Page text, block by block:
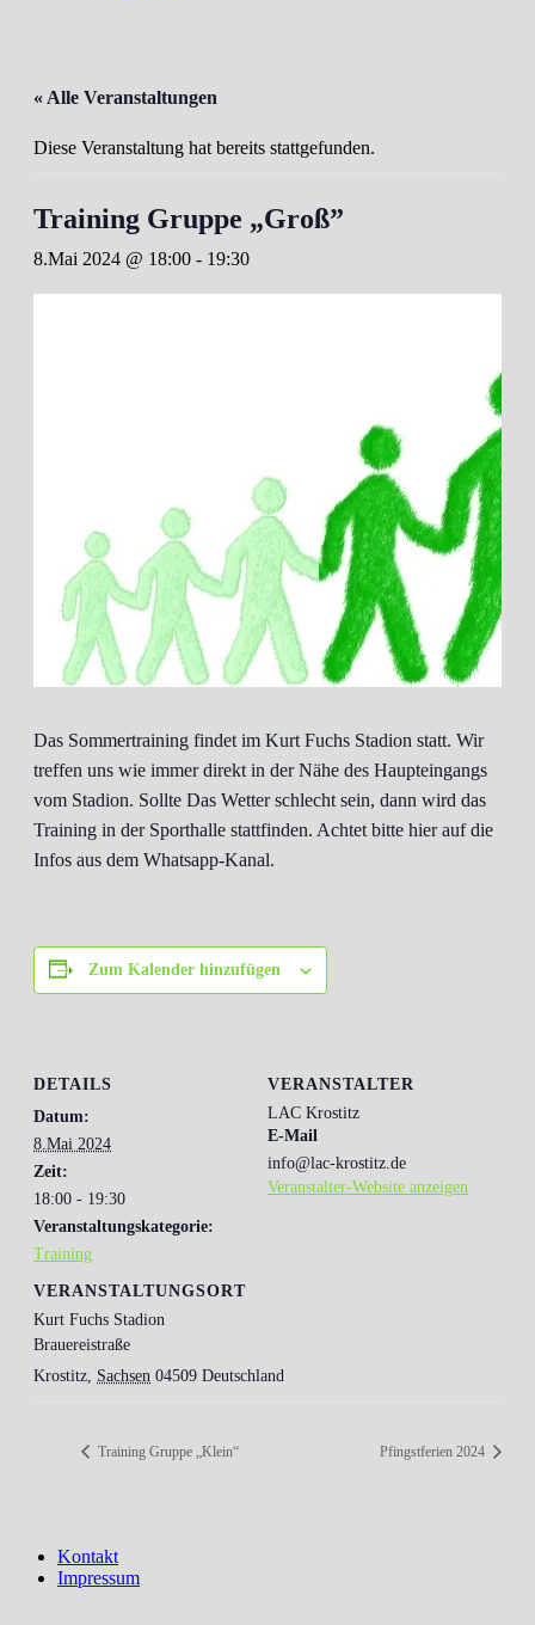
« Alle Veranstaltungen
Diese Veranstaltung hat bereits stattgefunden.
Training Gruppe „Groß”
8.Mai 2024 @ 18:00 - 19:30
Das Sommertraining findet im Kurt Fuchs Stadion statt. Wir
treffen uns wie immer direkt in der Nähe des Haupteingangs
vom Stadion. Sollte Das Wetter schlecht sein, dann wird das
Training in der Sporthalle stattfinden. Achtet bitte hier auf die
Infos aus dem Whatsapp-Kanal.
Zum Kalender hinzufügen
DETAILS
Datum:
8.Mai 2024
Zeit:
18:00 - 19:30
Veranstaltungskategorie:
Training
VERANSTALTUNGSORT
Kurt Fuchs Stadion
Brauereistraße
Krostitz, Sachsen 04509 Deutschland
VERANSTALTER
LAC Krostitz
E-Mail
info@lac-krostitz.de
Veranstalter-Website anzeigen
Training Gruppe „Klein“ Pfingstferien 2024
Kontakt
Impressum